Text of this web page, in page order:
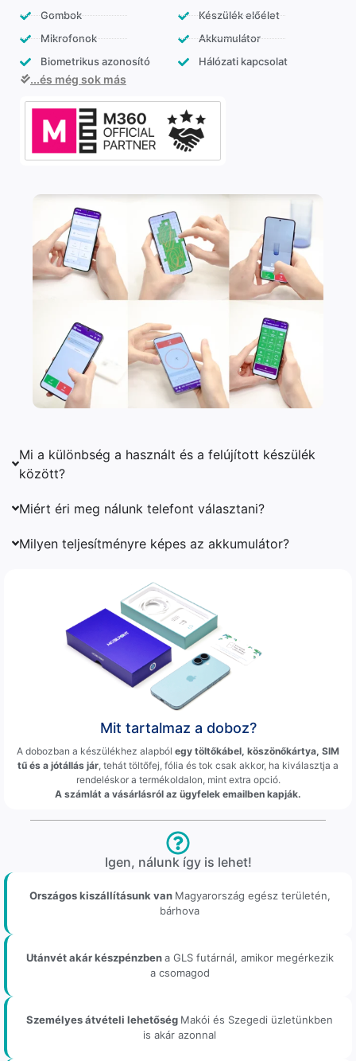
Gombok
Mikrofonok
Biometrikus azonosító
Készülék előélet
Akkumulátor
Hálózati kapcsolat
...és még sok más
Mi a különbség a használt és a felújított készülék
között?
Miért éri meg nálunk telefont választani?
Milyen teljesítményre képes az akkumulátor?
Mit tartalmaz a doboz?
A dobozban a készülékhez alapból egy töltőkábel, köszönőkártya, SIM
tű és a jótállás jár , tehát töltőfej, fólia és tok csak akkor, ha kiválasztja a
rendeléskor a termékoldalon, mint extra opció.
A számlát a vásárlásról az ügyfelek emailben kapják.
Igen, nálunk így is lehet!
Országos kiszállításunk van Magyarország egész területén,
bárhova
Utánvét akár készpénzbena GLS futárnál, amikor megérkezik
a csomagod
Személyes átvételi lehetőség Makói és Szegedi üzletünkben
is akár azonnal